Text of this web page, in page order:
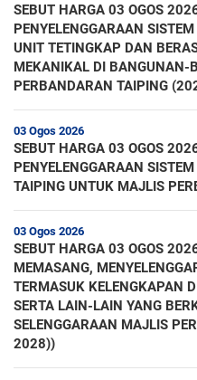
SEBUT HARGA 03 OGOS
PENYELENGGARAAN
UNIT TETINGKAP DAN
MEKANIKAL DI BANGUNAN-
PERBANDARAN TAIPING
03 Ogos 2026
SEBUT HARGA 03 OGOS
PENYELENGGARAAN
TAIPING UNTUK MAJLIS
03 Ogos 2026
SEBUT HARGA 03 OGOS
MEMASANG,
TERMASUK KELENGKAPAN
SERTA LAIN-LAIN YANG
SELENGGARAAN MAJLIS
2028))